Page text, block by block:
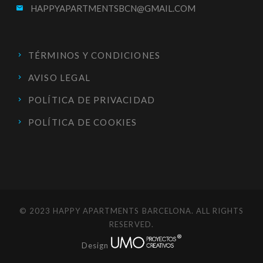
email HAPPYAPARTMENTSBCN@GMAIL.COM
TÉRMINOS Y CONDICIONES
AVISO LEGAL
POLÍTICA DE PRIVACIDAD
POLÍTICA DE COOKIES
© 2023 HAPPY APARTMENTS BARCELONA. ALL RIGHTS
RESERVED.
Design